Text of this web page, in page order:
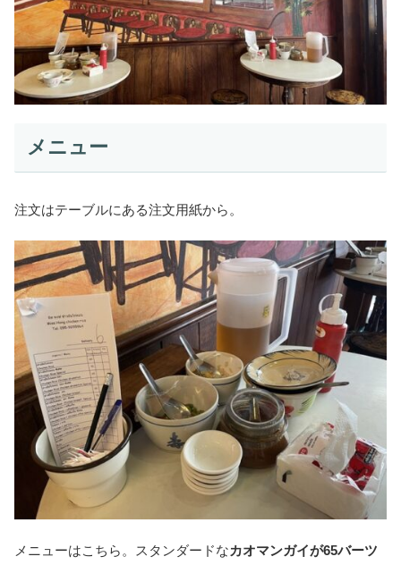
メニュー
注文はテーブルにある注文用紙から。
メニューはこちら。スタンダードなカオマンガイが65バーツ